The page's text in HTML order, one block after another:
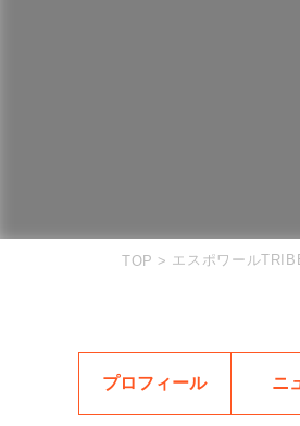
TOP > エスポワール
プロフィール ニ